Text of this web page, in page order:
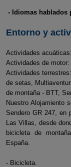
- Idiomas hablados
Entorno y
Actividades
Actividades de
Actividades
de setas,
de montaña - BTT,
Nuestro Alojamiento
Sendero GR 247, en
Las Villas, desde
bicicleta de
España.
- Bicicleta.